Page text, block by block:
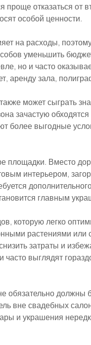
проще отказаться от
особой ценности.
на расходы,
уменьшить
но и часто
аренду зала,
может сыграть
зачастую
более выгодные
площадки. Вместо
интерьером,
главным
которую легко
растениями
затраты и
выглядят
обязательно
вне свадебных
и украшения